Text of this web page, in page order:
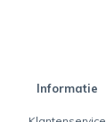
Informatie